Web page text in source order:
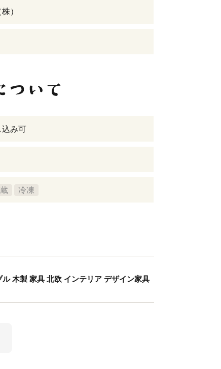
）
込み可
冷凍
木製 家具 北欧 インテリア デザイン家具